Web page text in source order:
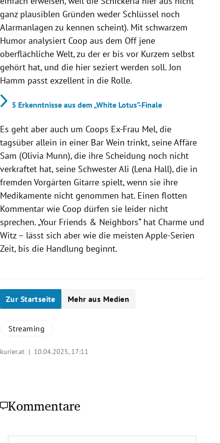
ganz plausiblen Gründen weder Schlüssel noch
Alarmanlagen zu kennen scheint). Mit schwarzem
Humor analysiert Coop aus dem Off jene
oberflächliche Welt, zu der er bis vor Kurzem selbst
gehört hat, und die hier seziert werden soll. Jon
Hamm passt exzellent in die Rolle.
5 Erkenntnisse aus dem „White Lotus“-Finale
Es geht aber auch um Coops Ex-Frau Mel, die
tagsüber allein in einer Bar Wein trinkt, seine Affäre
Sam (Olivia Munn), die ihre Scheidung noch nicht
verkraftet hat, seine Schwester Ali (Lena Hall), die in
fremden Vorgärten Gitarre spielt, wenn sie ihre
Medikamente nicht genommen hat. Einen flotten
Kommentar wie Coop dürfen sie leider nicht
sprechen. „Your Friends & Neighbors“ hat Charme und
Witz – lässt sich aber wie die meisten Apple-Serien
Zeit, bis die Handlung beginnt.
Zur Startseite Mehr aus Medien
Streaming
kurier.at | 10.04.2025, 17:11
Kommentare